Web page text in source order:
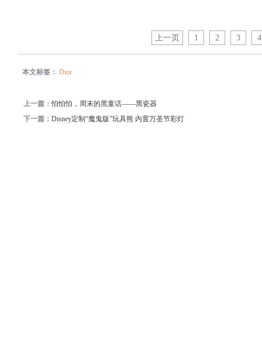
上一页 1 2 3
本文标签：Dior
上一篇：怕怕怕，周末的黑童话——黑瓷器
下一篇：Disney定制“魔鬼版”玩具熊 内置万圣节彩灯